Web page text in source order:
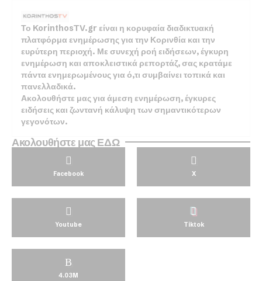
Το KorinthosTV.gr είναι η κορυφαία διαδικτυακή
πλατφόρμα ενημέρωσης για την Κορινθία και την
ευρύτερη περιοχή. Με συνεχή ροή ειδήσεων, έγκυρη
ενημέρωση και αποκλειστικά ρεπορτάζ, σας κρατάμε
πάντα ενημερωμένους για ό,τι συμβαίνει τοπικά και
πανελλαδικά.
Ακολουθήστε μας για άμεση ενημέρωση, έγκυρες
ειδήσεις και ζωντανή κάλυψη των σημαντικότερων
γεγονότων.
Ακολουθήστε μας ΕΔΩ
Facebook X
Youtube Tiktok
4.03M